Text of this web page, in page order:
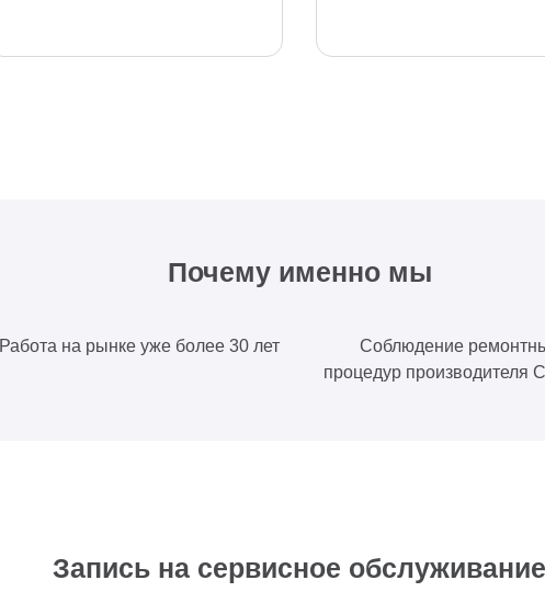
Замена цепи ГРМ CHERY
Почему именно мы
Работа на рынке уже более 30 лет
Соблюдение
процедур производителя
Запись на сервисное обслуживание